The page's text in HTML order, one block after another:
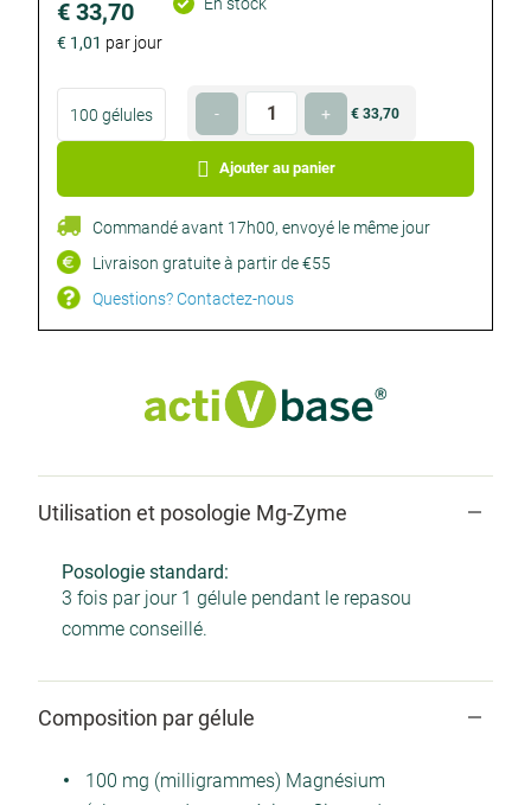
€ 33,70
€ 1,01 par jour
votre
format
100 gélules
€ 33,70 - Quantité
Facultatif
+ € 33,70
Ajouter au panier
Commandé avant 17h00, envoyé le même jour
Livraison gratuite à partir de €55
Questions? Contactez-nous
Utilisation et posologie Mg-Zyme
Posologie standard:
3 fois par jour 1 gélule pendant le repasou
comme conseillé.
Composition par gélule
100 mg (milligrammes) Magnésium